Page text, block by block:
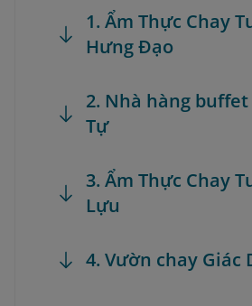
1. Ẩm Thực Chay
Hưng Đạo
2. Nhà hàng
Tự
3. Ẩm Thực Chay
Lựu
4. Vườn chay Giác